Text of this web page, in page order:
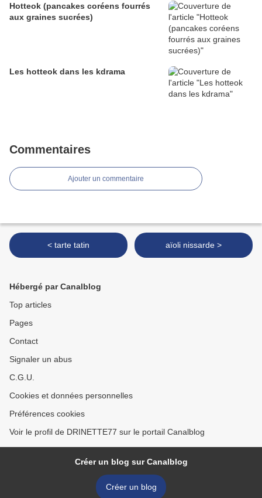
Hotteok (pancakes coréens fourrés
aux graines sucrées)
Les hotteok dans les kdrama
Commentaires
Ajouter un commentaire
< tarte tatin aïoli nissarde >
Hébergé par Canalblog
Top articles
Pages
Contact
Signaler un abus
C.G.U.
Cookies et données personnelles
Préférences cookies
Voir le profil de DRINETTE77 sur le portail Canalblog
Créer un blog sur Canalblog
Créer un blog